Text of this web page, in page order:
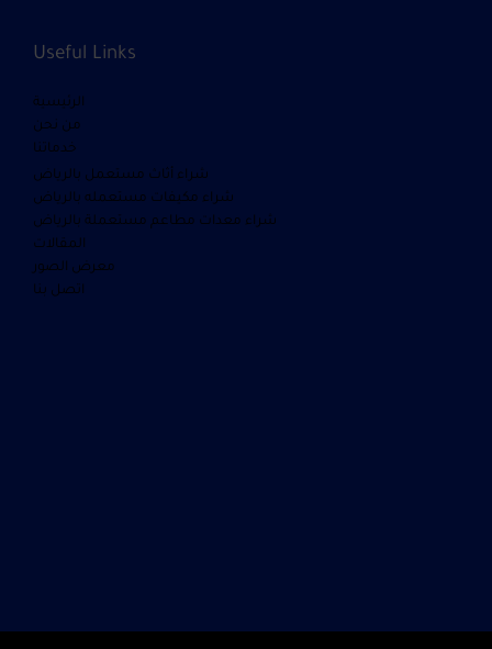
Useful Links
الرئيسية
من نحن
خدماتنا
شراء أثاث مستعمل بالرياض
شراء مكيفات مستعمله بالرياض
شراء معدات مطاعم مستعملة بالرياض
المقالات
معرض الصور
اتصل بنا